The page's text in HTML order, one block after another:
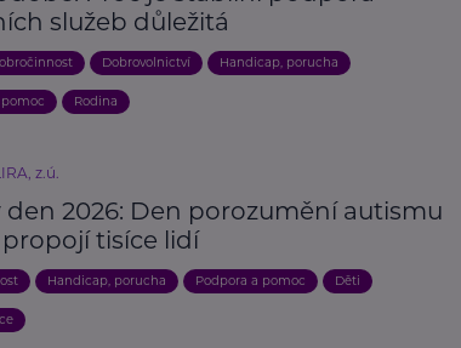
služeb důležitá
Dobrovolnictví Handicap, porucha
Rodina
z.ú.
den 2026: Den porozumění autismu
tisíce lidí
Handicap, porucha Podpora a pomoc Děti